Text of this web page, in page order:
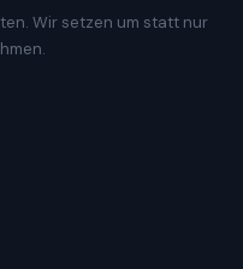
Wir setzen um statt nur